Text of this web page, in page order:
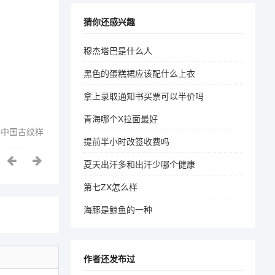
国古纹样
猜你还感兴趣
穆杰塔巴是什么人
黑色的蛋糕裙应该配什么上衣
拿上录取通知书买票可以半价吗
青海哪个X拉面最好
提前半小时改签收费吗
夏天出汗多和出汗少哪个健康
第七ZX怎么样
海豚是鲸鱼的一种
作者还发布过